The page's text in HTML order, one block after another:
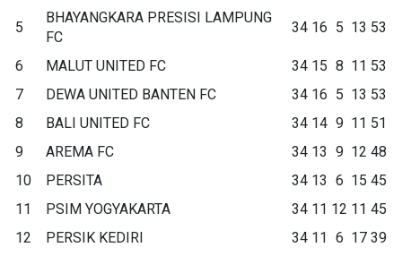
5
BHAYANGKARA PRESISI LAMPUNG
FC
34 16 5 13 53
6 MALUT UNITED FC 34 15 8 11 53
7
DEWA UNITED BANTEN FC 34 16 5 13 53
8
BALI UNITED FC 34 14 9 11 51
9
AREMA FC 34 13 9 12 48
10
PERSITA 34 13 6 15 45
11
PSIM YOGYAKARTA 34 11 12 11 45
12
PERSIK KEDIRI 34 11 6 17 39